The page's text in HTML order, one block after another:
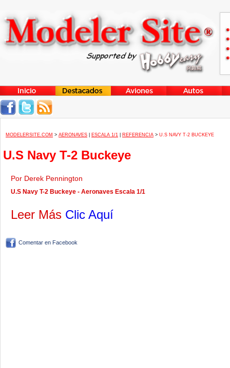
MODELERSITE.COM > AERONAVES ESCALA 1/1 REFERENCIA > U.S NAVY T-2 BUCKEYE
U.S Navy T-2 Buckeye
Por Derek Pennington
U.S Navy T-2 Buckeye - Aeronaves Escala 1/1
Leer Más Clic Aquí
Comentar en Facebook